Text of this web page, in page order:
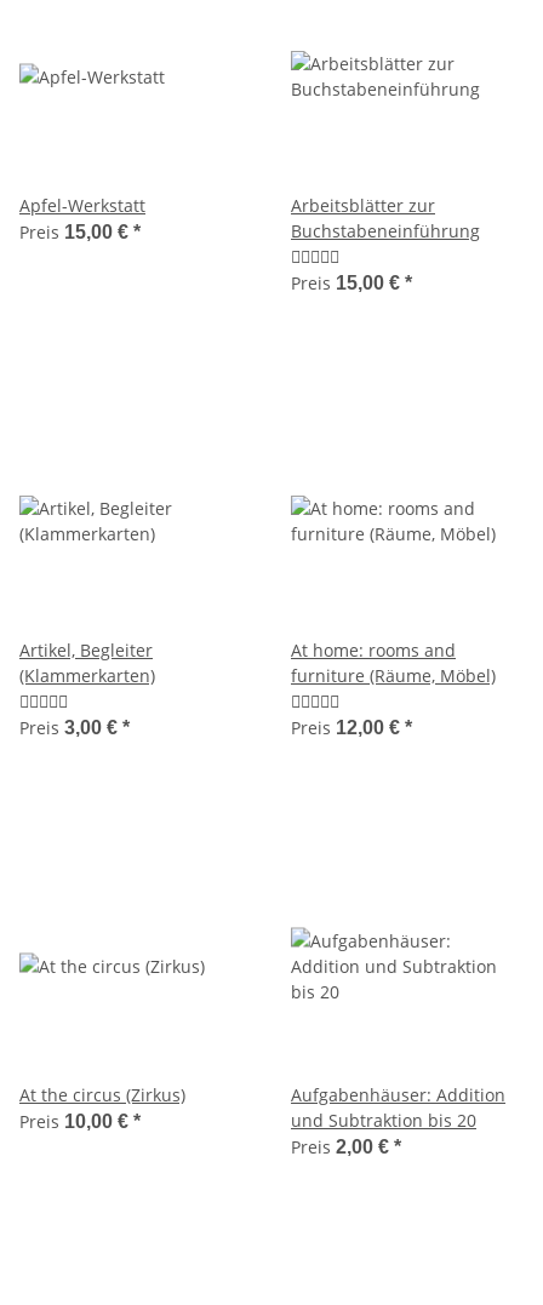
Apfel-Werkstatt
Preis 15,00 € *
Arbeitsblätter zur
Buchstabeneinführung
Preis 15,00 € *
Artikel, Begleiter
(Klammerkarten)
Preis 3,00 € *
At home: rooms and
furniture (Räume, Möbel)
Preis 12,00 € *
At the circus (Zirkus)
Preis 10,00 € *
Aufgabenhäuser: Addition
und Subtraktion bis 20
Preis 2,00 € *